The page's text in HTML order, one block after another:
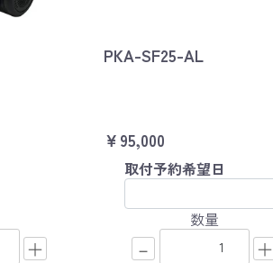
＋
PKA-SF25-AL
￥95,000
取付予約希望日
数量
－ ＋